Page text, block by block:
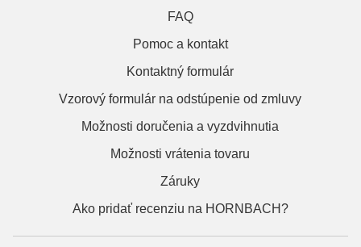
FAQ
Pomoc a kontakt
Kontaktný formulár
Vzorový formulár na odstúpenie od zmluvy
Možnosti doručenia a vyzdvihnutia
Možnosti vrátenia tovaru
Záruky
Ako pridať recenziu na HORNBACH?